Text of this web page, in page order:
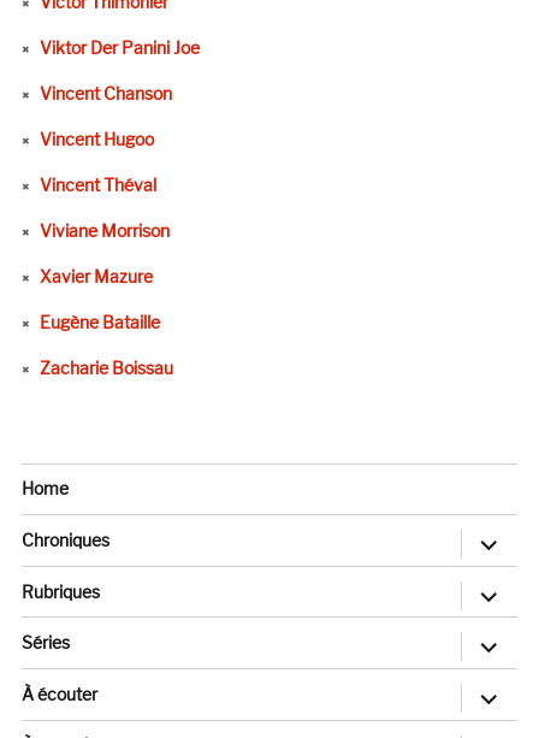
Viktor Der Panini Joe
Vincent Chanson
Vincent Hugoo
Vincent Théval
Viviane Morrison
Xavier Mazure
Eugène Bataille
Zacharie Boissau
Home
Chroniques
ouvrir
sous-
menu
Rubriques
ouvrir
sous-
menu
Séries
ouvrir
sous-
menu
À écouter
ouvrir
sous-